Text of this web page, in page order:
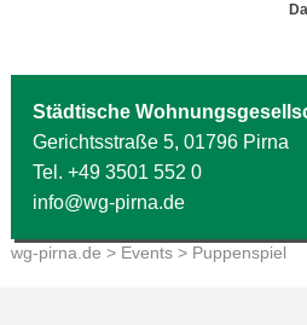
Städtische
Gerichtsstraße 5, 01796 Pirna
Tel. +49 3501 552 0
info@wg-pirna.de
wg-pirna.de > Events > Puppenspiel